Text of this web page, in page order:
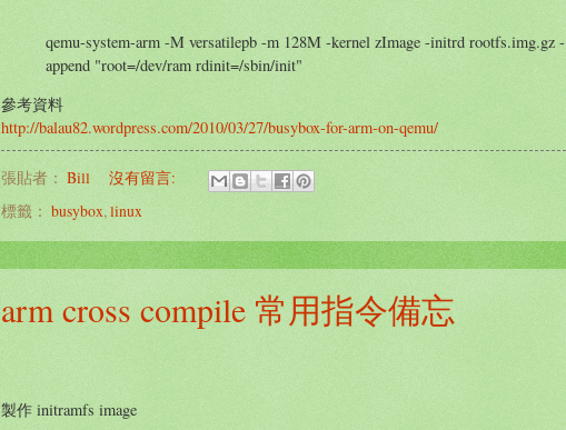
qemu-system-arm -M versatilepb -m 128M -kernel zImage -initrd rootfs.img.gz -
append "root=/dev/ram rdinit=/sbin/init"
參考資料
http://balau82.wordpress.com/2010/03/27/busybox-for-arm-on-qemu/
張貼者： Bill
沒有留言:
標籤： busybox,linux
arm cross compile 常用指令備忘
製作 initramfs image